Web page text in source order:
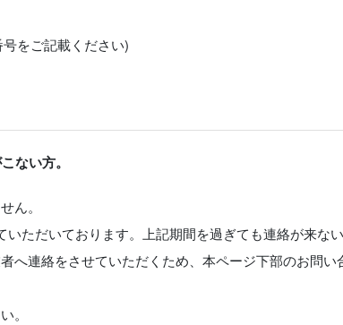
をご記載ください)
ない方。
ん。
ただいております。上記期間を過ぎても連絡が来ない
へ連絡をさせていただくため、本ページ下部のお問
。